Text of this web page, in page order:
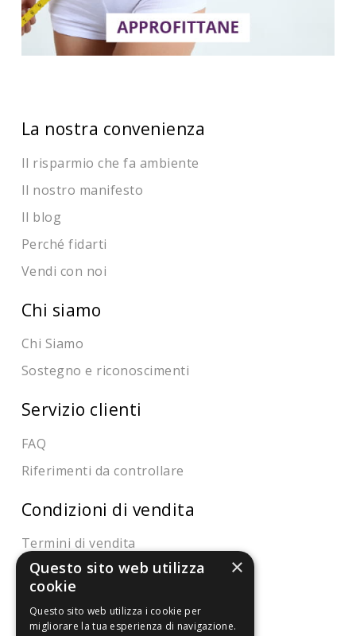
La nostra convenienza
Il risparmio che fa ambiente
Il nostro manifesto
Il blog
Perché fidarti
Vendi con noi
Chi siamo
Chi Siamo
Sostegno e riconoscimenti
Servizio clienti
FAQ
Riferimenti da controllare
Condizioni di vendita
Termini di vendita
Spedizione
Pagamenti
Resi
×
Questo sito web utilizza
cookie
Questo sito web utilizza i cookie per
migliorare la tua esperienza di navigazione.